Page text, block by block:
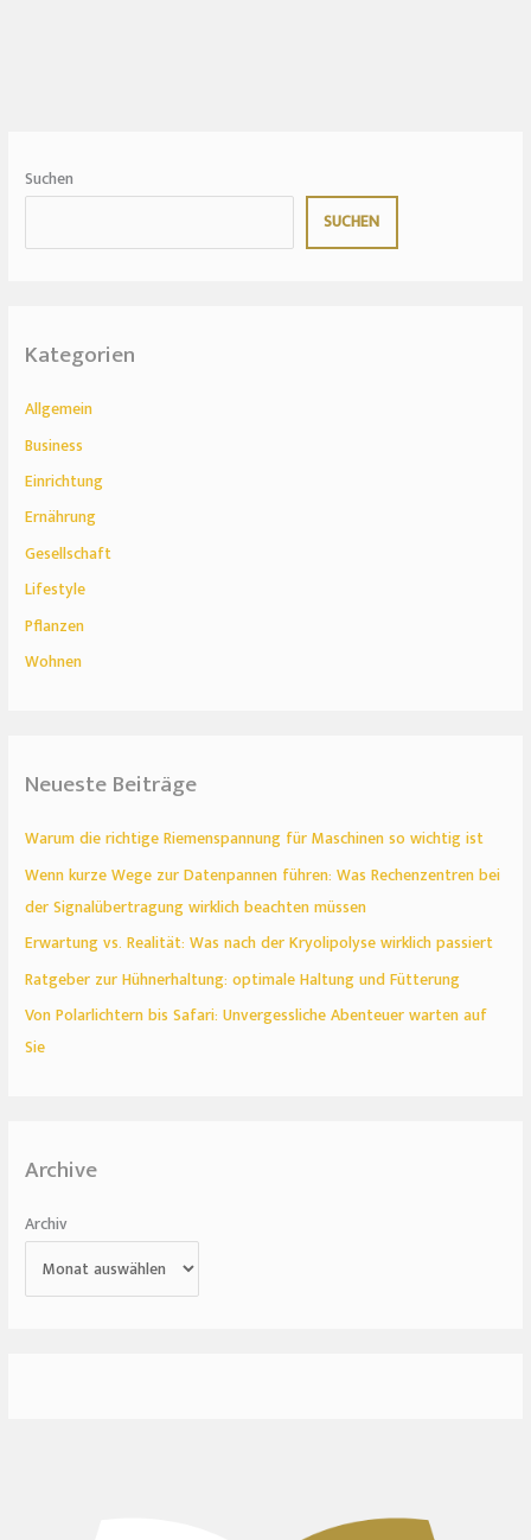
Suchen
SUCHEN
Kategorien
Allgemein
Business
Einrichtung
Ernährung
Gesellschaft
Lifestyle
Pflanzen
Wohnen
Neueste Beiträge
Warum die richtige Riemenspannung für Maschinen so wichtig ist
Wenn kurze Wege zur Datenpannen führen: Was Rechenzentren bei
der Signalübertragung wirklich beachten müssen
Erwartung vs. Realität: Was nach der Kryolipolyse wirklich passiert
Ratgeber zur Hühnerhaltung: optimale Haltung und Fütterung
Von Polarlichtern bis Safari: Unvergessliche Abenteuer warten auf
Sie
Archive
Archiv